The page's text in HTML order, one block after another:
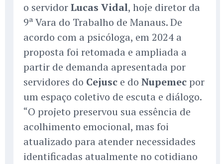
o servidorLucas Vidal, hoje diretor da
9ª Vara do Trabalho de Manaus. De
acordo com a psicóloga, em 2024 a
proposta foi retomada e ampliada a
partir de demanda apresentada por
servidores do Cejusc e do Nupemec por
um espaço coletivo de escuta e diálogo.
“O projeto preservou sua essência de
acolhimento emocional, mas foi
atualizado para atender necessidades
identificadas atualmente no cotidiano